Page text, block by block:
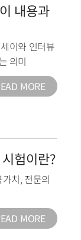
내용과
이와 인터뷰
의미
MORE
험이란?
치, 전문의
MORE